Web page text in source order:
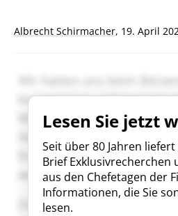
Albrecht Schirmacher, 19. April
Lesen Sie jetzt
Seit über 80 Jahren liefert
Brief
aus den Chefetagen der
Informationen, die Sie
lesen.